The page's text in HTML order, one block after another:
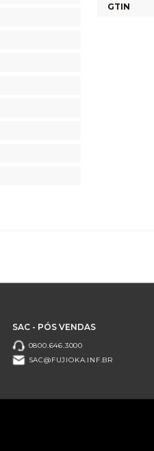
GTIN
SAC - PÓS VENDAS
0800.646.3000
SAC@FUJIOKA.INF.BR